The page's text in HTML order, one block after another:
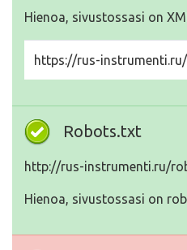
Hienoa, sivustossasi on
https://rus-
Robots.txt
http://rus-instrumenti.ru/
Hienoa, sivustossasi on